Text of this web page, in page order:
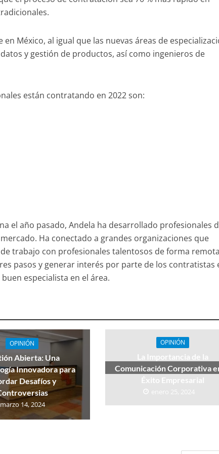
México, al igual que las nuevas áreas de
y gestión de productos, así como ingenieros de
están contratando en 2022 son:
el año pasado, Andela ha desarrollado profesionales
Ha conectado a grandes organizaciones que
trabajo con profesionales talentosos de forma
pasos y generar interés por parte de los contratistas
especialista en el área.
OPINIÓN
Abierta: Una
Innovadora para
Desafíos y
marzo 14, 2024
OPINIÓN
La Importancia de la
Comunicación Corporativa
Éxito Empresarial
enero 25, 2024